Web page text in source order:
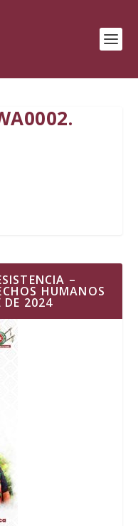
–
HUMANOS
DE 2024